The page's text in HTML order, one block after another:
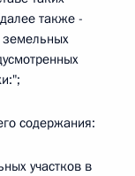
также -
земельных
содержания:
участков в